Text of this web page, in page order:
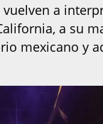
vuelven a
a su
mexicano y